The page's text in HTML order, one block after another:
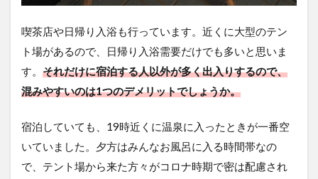
喫茶店や日帰り入浴も行っています。近くに大型のテン
ト場があるので、日帰り入浴需要だけでも多いと思いま
す。 それだけに宿泊する人以外が多く出入りするので、
混みやすいのは1つのデメリットでしょうか。
宿泊していても、19時近くに温泉に入ったときが一番空
いていました。夕方はみんなお風呂に入る時間帯なの
で、テント場から来た方々がコロナ時期で密は配慮され